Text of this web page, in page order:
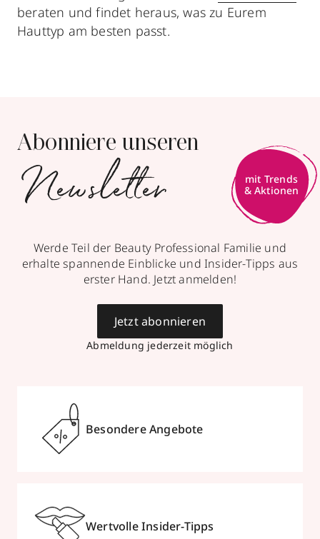
beraten und findet heraus, was zu Eurem
Hauttyp am besten passt.
Abonniere unseren
Newsletter
Werde Teil der Beauty Professional Familie und
erhalte spannende Einblicke und Insider-Tipps aus
erster Hand. Jetzt anmelden!
Abmeldung jederzeit möglich
Jetzt abonnieren
Besondere Angebote
Wertvolle Insider-Tipps